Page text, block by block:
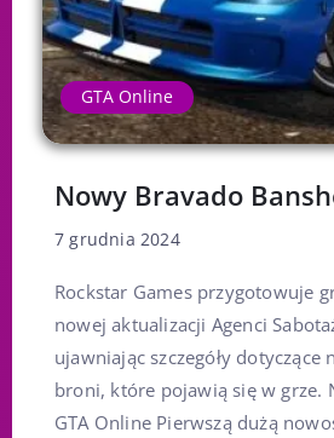
GTA Online
Nowy Bravado
7 grudnia 2024
Rockstar Games przygotowuje
nowej aktualizacji Agenci
ujawniając szczegóły dotyczące
broni, które pojawią się w grze.
GTA Online Pierwszą dużą